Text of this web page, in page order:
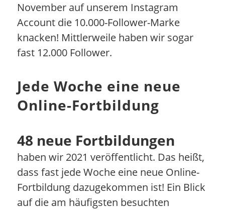
November auf unserem Instagram
Account die 10.000-Follower-Marke
knacken! Mittlerweile haben wir sogar
fast 12.000 Follower.
Jede Woche eine neue
Online-Fortbildung
48 neue Fortbildungen
haben wir 2021 veröffentlicht. Das heißt,
dass fast jede Woche eine neue Online-
Fortbildung dazugekommen ist! Ein Blick
auf die am häufigsten besuchten